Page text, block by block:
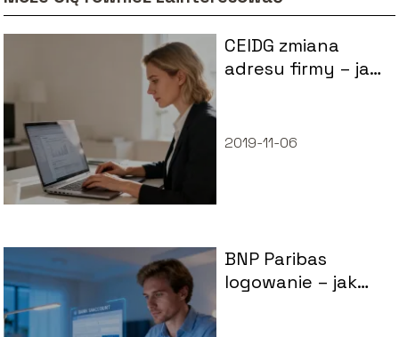
CEIDG zmiana
adresu firmy – jak
po kroku?
2019-11-06
BNP Paribas
logowanie – jak